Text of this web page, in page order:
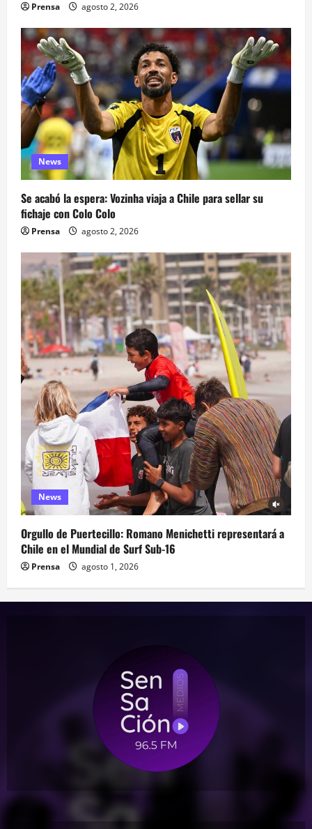
Prensa agosto 2, 2026
News
Se acabó la espera: Vozinha viaja a Chile para sellar su
fichaje con Colo Colo
Prensa agosto 2, 2026
News
Orgullo de Puertecillo: Romano Menichetti representará a
Chile en el Mundial de Surf Sub-16
Prensa agosto 1, 2026